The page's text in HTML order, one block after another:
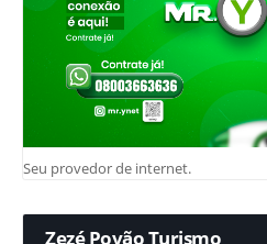
Seu provedor de internet.
Zezé Povão Turismo